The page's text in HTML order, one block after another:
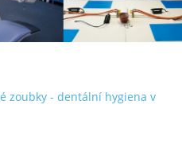
zoubky - dentální hygiena v